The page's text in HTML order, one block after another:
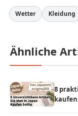
Wetter Kleidung
Ähnliche
8